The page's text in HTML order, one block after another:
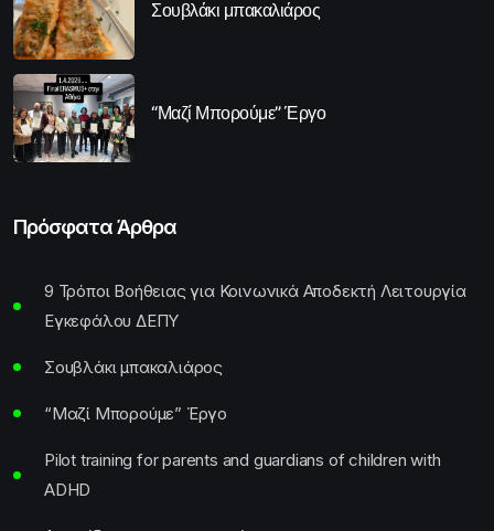
Σουβλάκι μπακαλιάρος
“Μαζί Μπορούμε” Έργο
Πρόσφατα Άρθρα
9 Τρόποι Βοήθειας για Κοινωνικά Αποδεκτή Λειτουργία
Εγκεφάλου ΔΕΠΥ
Σουβλάκι μπακαλιάρος
“Μαζί Μπορούμε” Έργο
Pilot training for parents and guardians of children with
ADHD